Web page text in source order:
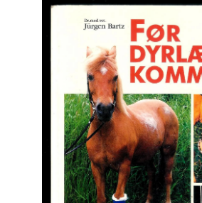
Engelsk
Erhverv
Europa
Fantasy / Sciencefiction
Filosofi
Håndarbejde